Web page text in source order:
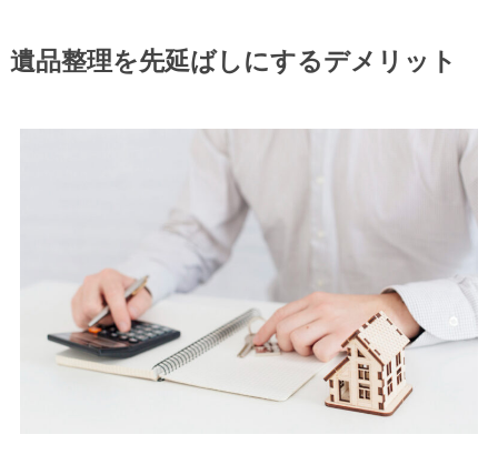
遺品整理を先延ばしにするデメリット